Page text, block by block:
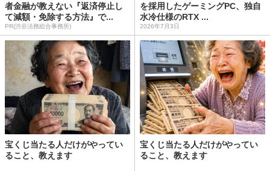
者金融が教えない『返済停止し
て減額・免除する方法』で...
PR(渋谷法務総合事務所)
を採用したゲーミングPC、独自
水冷仕様のRTX ...
2026年7月3日
宝くじ当たる人だけがやってい
ること、教えます
宝くじ当たる人だけがやってい
ること、教えます